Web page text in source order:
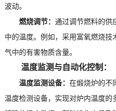
波动。
燃烧调节： 通过调节燃料的供
中的温度。例如，采用富氧燃烧
气中的有害物质含量。
温度监测与自动化控制：
温度监测设备： 在煅烧炉的不
温度检测设备，实现对炉内温度